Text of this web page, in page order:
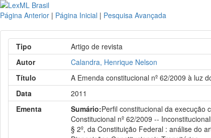
Página Anterior | Página Inicial | Pesquisa Avançada
Tipo
Artigo de revista
Autor
Calandra, Henrique Nelson
Título
A Emenda constitucional nº 62/2009 à luz
Data
2011
Ementa
Sumário:Perfil constitucional da execução
Constitucional nº 62/2009 --
§ 2º, da Constituição Federal : análise do